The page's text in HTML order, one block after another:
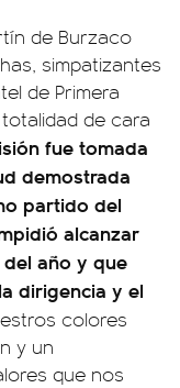
de Burzaco
simpatizantes
de Primera
de cara
fue tomada
demostrada
partido del
alcanzar
año y que
dirigencia y el
colores
y un
que nos